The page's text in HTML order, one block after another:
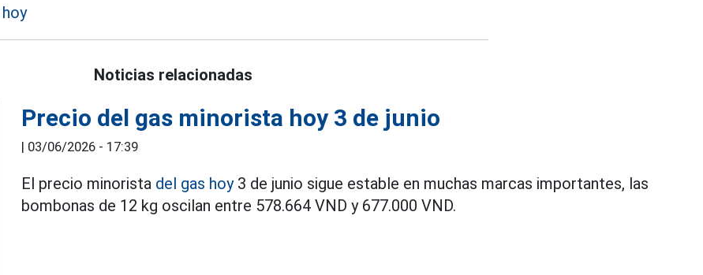
Noticias relacionadas
Precio del gas minorista hoy 3 de junio
| 03/06/2026 - 17:39
El precio minorista del gas hoy3 de junio sigue estable en muchas marcas importantes, las
bombonas de 12 kg oscilan entre 578.664 VND y 677.000 VND.